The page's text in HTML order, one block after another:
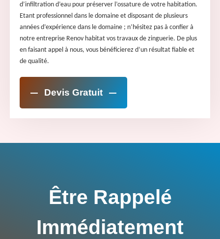
d’infiltration d’eau pour préserver l’ossature de votre habitation.
Etant professionnel dans le domaine et disposant de plusieurs
années d’expérience dans le domaine ; n’hésitez pas à confier à
notre entreprise Renov habitat vos travaux de zinguerie. De plus
en faisant appel à nous, vous bénéficierez d’un résultat fiable et
de qualité.
Devis Gratuit
Être Rappelé
Immédiatement